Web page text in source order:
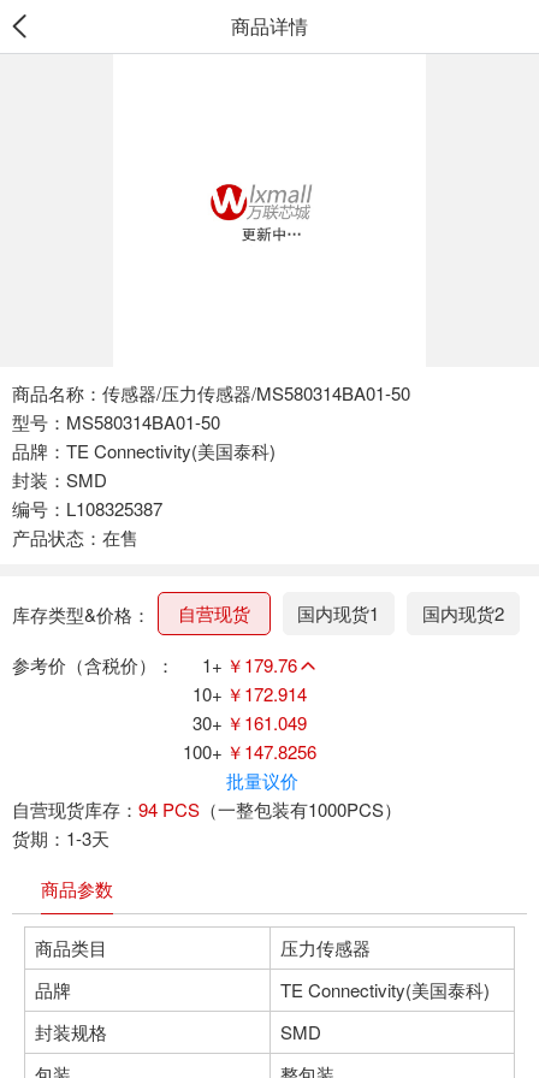
商品详情
商品名称：传感器/压力传感器/MS580314BA01-50
型号：MS580314BA01-50
品牌：TE Connectivity(美国泰科)
封装：SMD
编号：L108325387
产品状态：在售
库存类型&价格： 自营现货 国内现货1 国内现货2
参考价（含税价）： 1+ ￥179.76
10+ ￥172.914
30+ ￥161.049
100+ ￥147.8256
批量议价
自营现货库存： 94 PCS （一整包装有1000PCS）
货期：1-3天
商品参数
商品类目
压力传感器
品牌
TE Connectivity(美国泰科)
封装规格
SMD